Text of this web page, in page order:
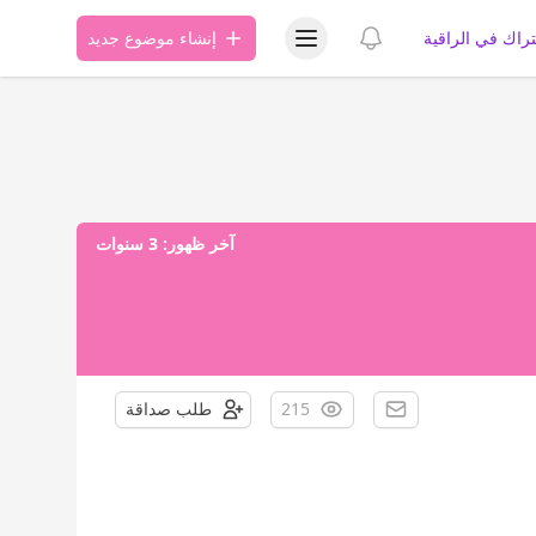
في الراقية عرض الإشعاراتعرض قائمة المستخدمإنشاء موضوع جديد
آخر ظهور: 3 سنوات
215 طلب صداقة